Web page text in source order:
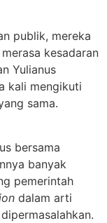
publik, mereka
kesadaran
Yulianus
kali mengikuti
sama.
bersama
banyak
pemerintah
dalam arti